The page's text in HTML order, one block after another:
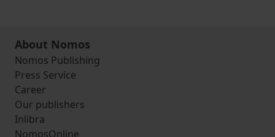
About Nomos
Nomos Publishing
Press Service
Career
Our publishers
Inlibra
NomosOnline